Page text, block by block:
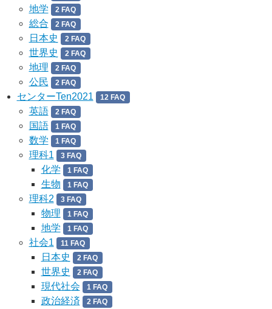
地学 2 FAQ
総合 2 FAQ
日本史 2 FAQ
世界史 2 FAQ
地理 2 FAQ
公民 2 FAQ
センターTen2021 12 FAQ
英語 2 FAQ
国語 1 FAQ
数学 1 FAQ
理科1 3 FAQ
化学 1 FAQ
生物 1 FAQ
理科2 3 FAQ
物理 1 FAQ
地学 1 FAQ
社会1 11 FAQ
日本史 2 FAQ
世界史 2 FAQ
現代社会 1 FAQ
政治経済 2 FAQ